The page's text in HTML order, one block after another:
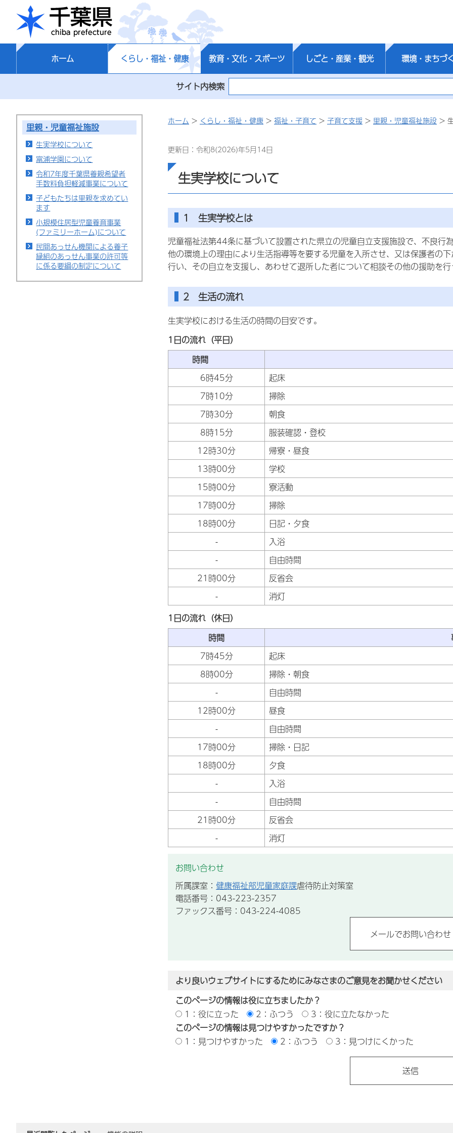
千葉県
ホーム くらし・福祉・健康 教育・文化・スポーツ しごと・産業・観光 環境・まちづ
サイト内検索
里親・児童福祉施設
生実学校について
富浦学園について
令和7年度千葉県養親希望者
手数料負担軽減事業について
子どもたちは里親を求めてい
ます
小規模住居型児童養育事業
(ファミリーホーム)について
民間あっせん機関による養子
縁組のあっせん事業の許可等
に係る要綱の制定について
ホーム > くらし・福祉・健康 > 福祉・子育て > 子育て支援 > 里親・児童福祉施設 >
更新日：令和8(2026)年5月14日
生実学校について
1 生実学校とは
児童福祉法第44条に基づいて設置された県立の児童自立支援施設で、不良行
他の環境上の理由により生活指導等を要する児童を入所させ、又は保護者の
行い、その自立を支援し、あわせて退所した者について相談その他の援助を
2 生活の流れ
生実学校における生活の時間の目安です。
1日の流れ（平日）
時間
6時45分
起床
7時10分
掃除
7時30分
朝食
8時15分
服装確認・登校
12時30分
帰寮・昼食
13時00分
学校
15時00分
寮活動
17時00分
掃除
18時00分
日記・夕食
-
入浴
-
自由時間
21時00分
反省会
-
消灯
1日の流れ（休日）
時間
7時45分
起床
8時00分
掃除・朝食
-
自由時間
12時00分
昼食
-
自由時間
17時00分
掃除・日記
18時00分
夕食
-
入浴
-
自由時間
21時00分
反省会
-
消灯
お問い合わせ
所属課室： 健康福祉部児童家庭課虐待防止対策室
電話番号：043-223-2357
ファックス番号：043-224-4085
より良いウェブサイトにするためにみなさまのご意見をお聞かせください
このページの情報は役に立ちましたか？
1：役に立った
2：ふつう
3：役に立たなかった
このページの情報は見つけやすかったですか？
1：見つけやすかった
2：ふつう 3：見つけにくかった